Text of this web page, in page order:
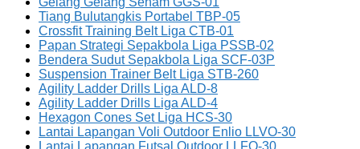
Tiang Bulutangkis Portabel TBP-05
Crossfit Training Belt Liga CTB-01
Papan Strategi Sepakbola Liga PSSB-02
Bendera Sudut Sepakbola Liga SCF-03P
Suspension Trainer Belt Liga STB-260
Agility Ladder Drills Liga ALD-8
Agility Ladder Drills Liga ALD-4
Hexagon Cones Set Liga HCS-30
Lantai Lapangan Voli Outdoor Enlio LLVO-30
Lantai Lapangan Futsal Outdoor LLFO-30